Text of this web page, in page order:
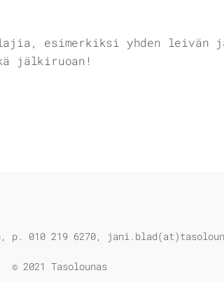
esimerkiksi yhden
jälkiruoan!
p. 010 219 6270,
© 2021 Tasolounas